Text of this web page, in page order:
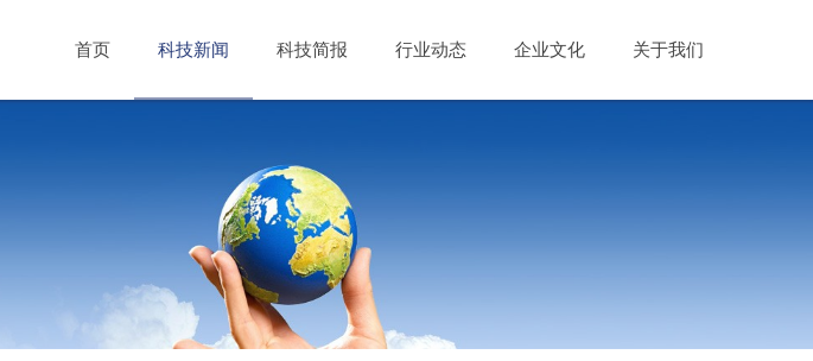
首页 科技新闻 科技简报 行业动态 企业文化 关于我们